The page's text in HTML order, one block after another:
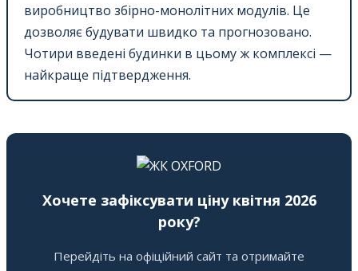
виробництво збірно-монолітних модулів. Це
дозволяє будувати швидко та прогнозовано.
Чотири введені будинки в цьому ж комплексі —
найкраще підтвердження.
Хочете зафіксувати ціну квітня 2026
року?
Перейдіть на офіційний сайт та отримайте